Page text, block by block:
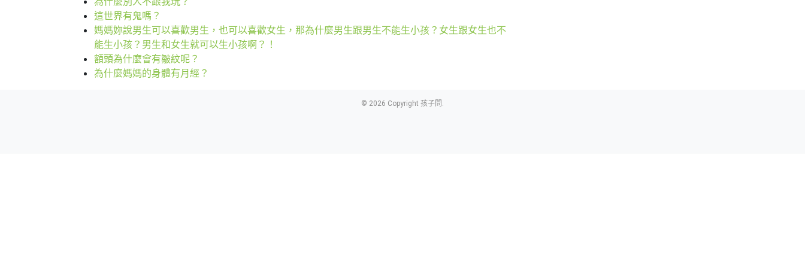
這世界有鬼嗎？
媽媽妳說男生可以喜歡男生，也可以喜歡女生，那為什麼男生跟男生不能生小孩？女生跟女生也不
能生小孩？男生和女生就可以生小孩啊？！
額頭為什麼會有皺紋呢？
為什麼媽媽的身體有月經？
© 2026 Copyright 孩子問.